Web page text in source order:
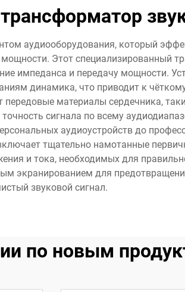
аудиооборудования, который
мощности. Этот
импеданса и передачу мощности.
динамика, что приводит к
материалы сердечника,
сигнала по всему
аудиоустройств до
тщательно намотанные
и тока, необходимых для
экранированием для
звуковой сигнал.
по новым